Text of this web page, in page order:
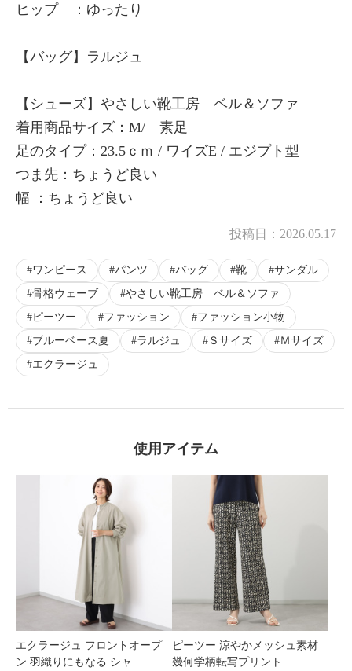
ヒップ ：ゆったり
【バッグ】ラルジュ
【シューズ】やさしい靴工房 ベル＆ソファ
着用商品サイズ：M/ 素足
足のタイプ：23.5ｃｍ / ワイズE / エジプト型
つま先：ちょうど良い
幅 ：ちょうど良い
投稿日： 2026.05.17
ワンピース パンツ バッグ 靴
サンダル
骨格ウェーブ
やさしい靴工房 ベル＆ソファ
ピーツー
ファッション
ファッション小物
ブルーベース夏
ラルジュ Ｓサイズ
Ｍサイズ
エクラージュ
使用アイテム
エクラージュ フロントオープ
ン 羽織りにもなる シャ…
ピーツー 涼やかメッシュ素材
幾何学柄転写プリント …